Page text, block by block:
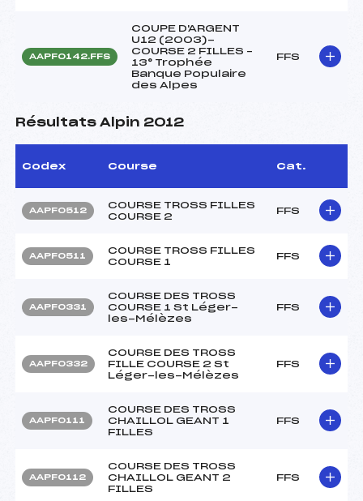
AAPF0142.FFS
COUPE D'ARGENT
U12 (2003)-
COURSE 2 FILLES –
13° Trophée
Banque Populaire
des Alpes
FFS
Résultats Alpin 2012
Codex Course Cat.
AAPF0512
COURSE TROSS FILLES
COURSE 2
FFS
AAPF0511
COURSE TROSS FILLES
COURSE 1
FFS
AAPF0331
COURSE DES TROSS
COURSE 1 St Léger-
les-Mélèzes
FFS
AAPF0332
COURSE DES TROSS
FILLE COURSE 2 St
Léger-les-Mélèzes
FFS
AAPF0111
COURSE DES TROSS
CHAILLOL GEANT 1
FILLES
FFS
AAPF0112
COURSE DES TROSS
CHAILLOL GEANT 2
FILLES
FFS